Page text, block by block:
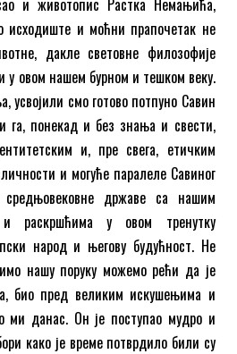
исходиште и моћни прапочетак не
дакле световне филозофије
у овом нашем бурном и тешком веку.
смо готово потпуно Савин
га, понекад и без знања и свести,
и, пре свега, етичким
и могуће паралеле Савиног
државе са нашим
раскршћима у овом тренутку
народ и његову будућност. Не
нашу поруку можемо рећи да је
био пред великим искушењима и
ми данас. Он је поступао мудро и
како је време потврдило били су